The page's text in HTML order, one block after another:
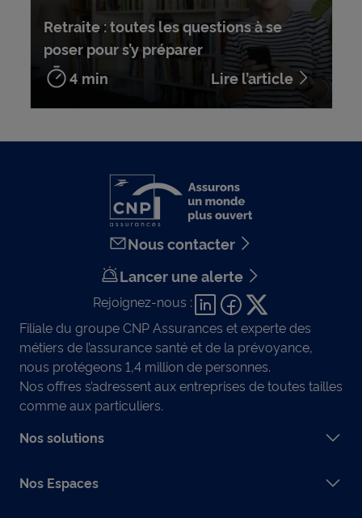
Retraite : toutes les questions à se
poser pour s’y préparer
4 min
Lire l’article
Nous contacter
Lancer une alerte
Rejoignez-nous :
Filiale du groupe CNP Assurances et experte des
métiers de l’assurance santé et de la prévoyance,
nous protégeons 1,4 million de personnes.
Nos offres s’adressent aux entreprises de toutes tailles
comme aux particuliers.
Nos solutions
Nos Espaces